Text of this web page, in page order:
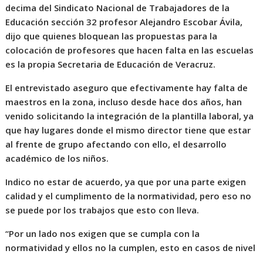
decima del Sindicato Nacional de Trabajadores de la
Educación sección 32 profesor Alejandro Escobar Ávila,
dijo que quienes bloquean las propuestas para la
colocación de profesores que hacen falta en las escuelas
es la propia Secretaria de Educación de Veracruz.
El entrevistado aseguro que efectivamente hay falta de
maestros en la zona, incluso desde hace dos años, han
venido solicitando la integración de la plantilla laboral, ya
que hay lugares donde el mismo director tiene que estar
al frente de grupo afectando con ello, el desarrollo
académico de los niños.
Indico no estar de acuerdo, ya que por una parte exigen
calidad y el cumplimento de la normatividad, pero eso no
se puede por los trabajos que esto con lleva.
“Por un lado nos exigen que se cumpla con la
normatividad y ellos no la cumplen, esto en casos de nivel